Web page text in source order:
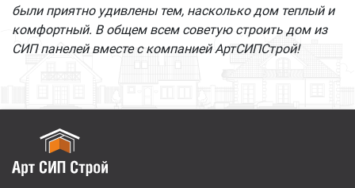
были приятно удивлены тем, насколько дом теплый и
комфортный. В общем всем советую строить дом из
СИП панелей вместе с компанией АртСИПСтрой!